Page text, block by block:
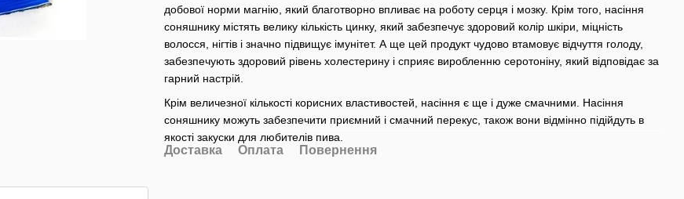
добової норми магнію, який благотворно впливає на роботу серця і мозку. Крім того, насіння
соняшнику містять велику кількість цинку, який забезпечує здоровий колір шкіри, міцність
волосся, нігтів і значно підвищує імунітет. А ще цей продукт чудово втамовує відчуття голоду,
забезпечують здоровий рівень холестерину і сприяє виробленню серотоніну, який відповідає за
гарний настрій.
Крім величезної кількості корисних властивостей, насіння є ще і дуже смачними. Насіння
соняшнику можуть забезпечити приємний і смачний перекус, також вони відмінно підійдуть в
якості закуски для любителів пива.
Доставка Оплата Повернення